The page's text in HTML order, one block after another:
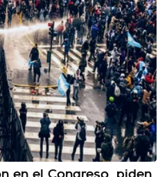
en el Congreso, piden